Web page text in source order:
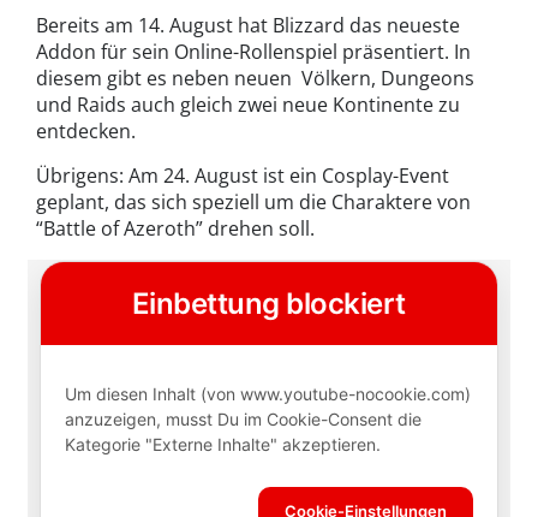
Bereits am 14. August hat Blizzard das neueste
Addon für sein Online-Rollenspiel präsentiert. In
diesem gibt es neben neuen Völkern, Dungeons
und Raids auch gleich zwei neue Kontinente zu
entdecken.
Übrigens: Am 24. August ist ein Cosplay-Event
geplant, das sich speziell um die Charaktere von
“Battle of Azeroth” drehen soll.